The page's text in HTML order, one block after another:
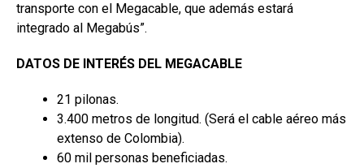
transporte con el Megacable, que además estará
integrado al Megabús”.
DATOS DE INTERÉS DEL MEGACABLE
21 pilonas.
3.400 metros de longitud. (Será el cable aéreo más
extenso de Colombia).
60 mil personas beneficiadas.